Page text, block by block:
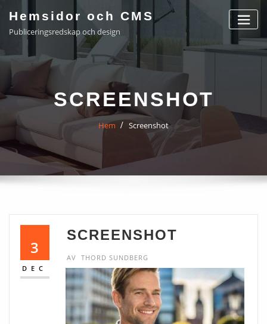
innehåll
Hemsidor och CMS
Publiceringsredskap och design
SCREENSHOT
Hem Screenshot
3
DEC
SCREENSHOT
AV THORD SUNDBERG